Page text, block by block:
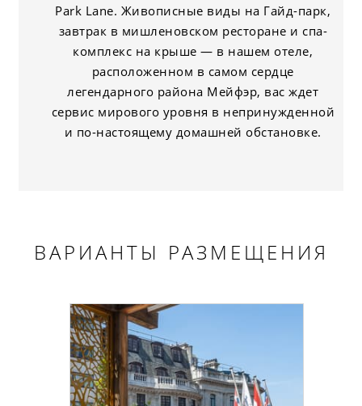
Park Lane. Живописные виды на Гайд-парк,
завтрак в мишленовском ресторане и спа-
комплекс на крыше — в нашем отеле,
расположенном в самом сердце
легендарного района Мейфэр, вас ждет
сервис мирового уровня в непринужденной
и по-настоящему домашней обстановке.
ВАРИАНТЫ РАЗМЕЩЕНИЯ